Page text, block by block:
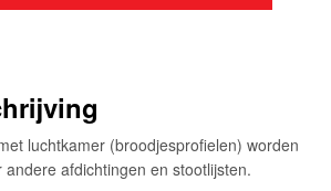
luchtkamer (broodjesprofielen) worden
afdichtingen en stootlijsten.